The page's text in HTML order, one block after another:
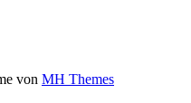
von MH Themes